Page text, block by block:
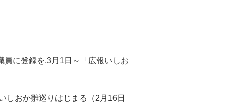
に登録を,3月1日～「広報いしお
しおか雛巡りはじまる（2月16日